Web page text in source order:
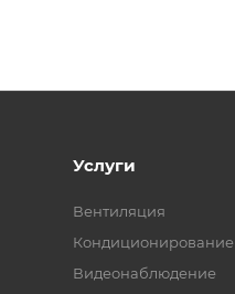
Услуги
Вентиляция
Кондиционирование
Видеонаблюдение